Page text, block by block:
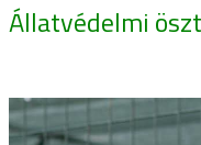
Állatvédelmi